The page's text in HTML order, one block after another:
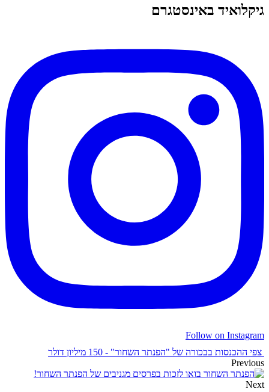
גיקלואיד באינסטגרם
Follow on Instagram
צפי ההכנסות בבכורה של "הפנתר השחור" - 150 מיליון דולר
Previous
בואו לזכות בפרסים מגניבים של הפנתר השחור!
Next